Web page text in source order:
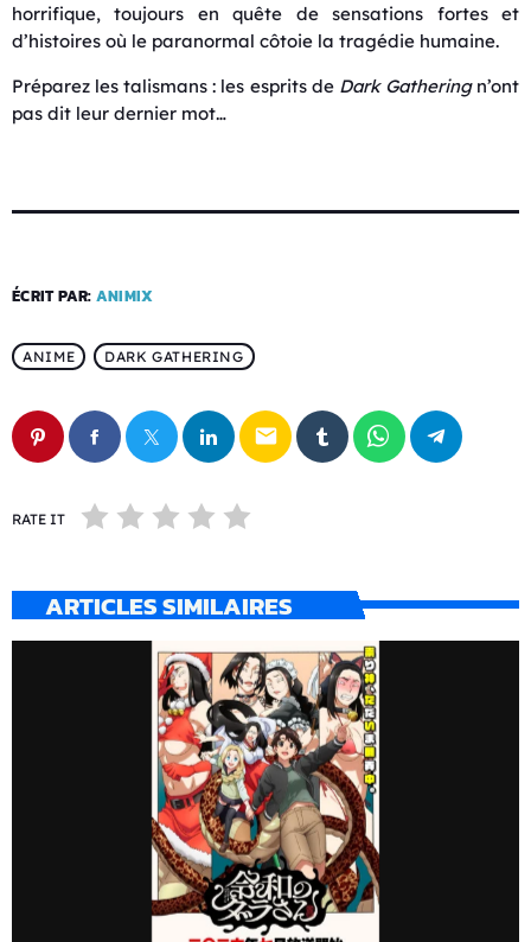
horrifique, toujours en quête de sensations fortes et
d’histoires où le paranormal côtoie la tragédie humaine.
Préparez les talismans : les esprits de Dark Gatheringn’ont
pas dit leur dernier mot…
ÉCRIT PAR: ANIMIX
ANIME DARK GATHERING
email
RATE IT
ARTICLES SIMILAIRES